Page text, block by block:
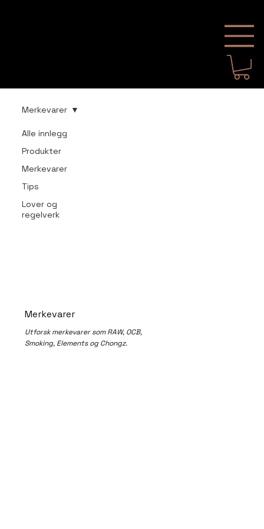
Alle innlegg
Produkter
Merkevarer
Tips
Lover og
regelverk
Merkevarer
Merkevarer
Utforsk merkevarer som RAW, OCB,
Smoking, Elements og Chongz.